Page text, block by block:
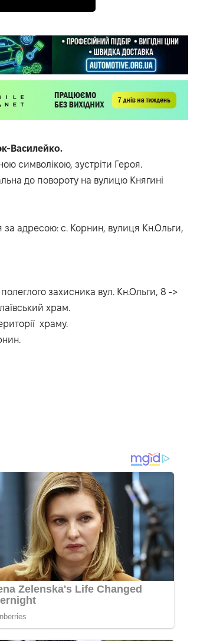
Василейко.
символікою, зустріти Героя.
до повороту на вулицю Княгині
за адресою: с. Корнин, вулиця Кн.Ольги,
захисника вул. Кн.Ольги, 8 ->
храм.
храму.